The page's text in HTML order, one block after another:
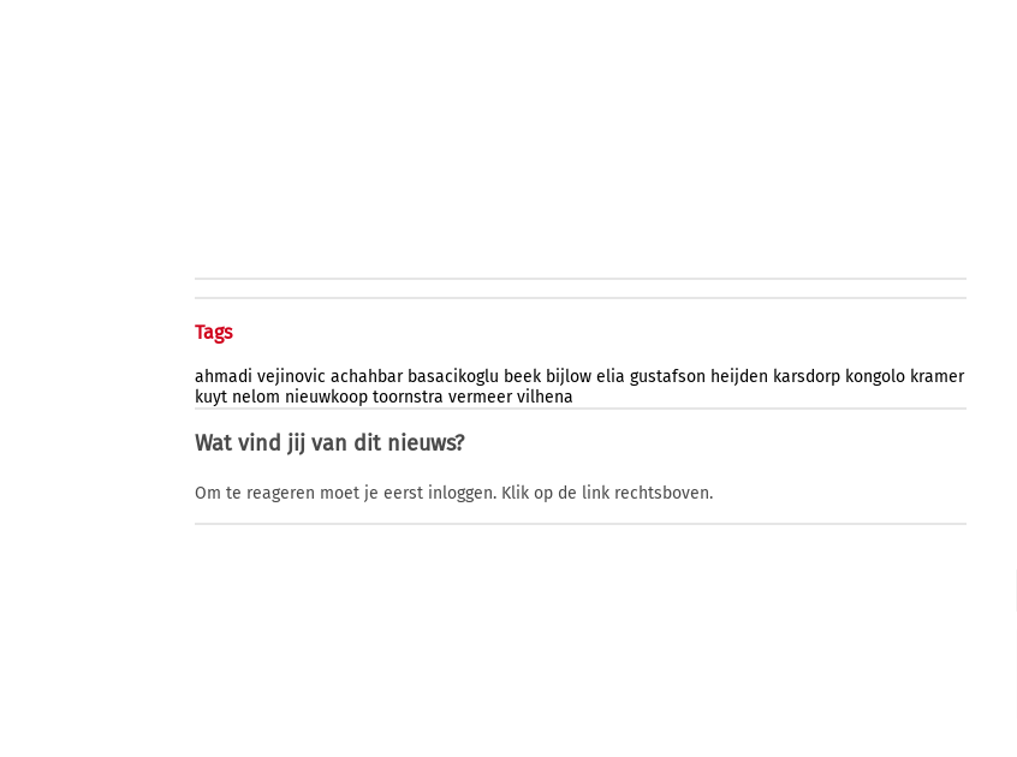
Tags
ahmadi vejinovic achahbar basacikoglu beek bijlow elia gustafson heijden karsdorp kongolo kramer
kuyt nelom nieuwkoop toornstra vermeer vilhena
Wat vind jij van dit nieuws?
Om te reageren moet je eerst inloggen. Klik op de link rechtsboven.